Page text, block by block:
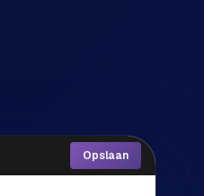
Opslaan